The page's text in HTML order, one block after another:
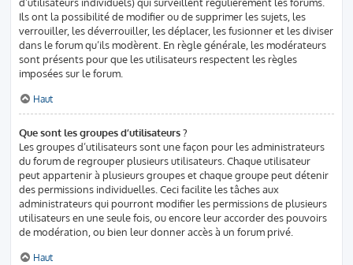
Ils ont la possibilité de modifier ou de supprimer les sujets, les
verrouiller, les déverrouiller, les déplacer, les fusionner et les diviser
dans le forum qu’ils modèrent. En règle générale, les modérateurs
sont présents pour que les utilisateurs respectent les règles
imposées sur le forum.
Haut
Que sont les groupes d’utilisateurs ?
Les groupes d’utilisateurs sont une façon pour les administrateurs
du forum de regrouper plusieurs utilisateurs. Chaque utilisateur
peut appartenir à plusieurs groupes et chaque groupe peut détenir
des permissions individuelles. Ceci facilite les tâches aux
administrateurs qui pourront modifier les permissions de plusieurs
utilisateurs en une seule fois, ou encore leur accorder des pouvoirs
de modération, ou bien leur donner accès à un forum privé.
Haut